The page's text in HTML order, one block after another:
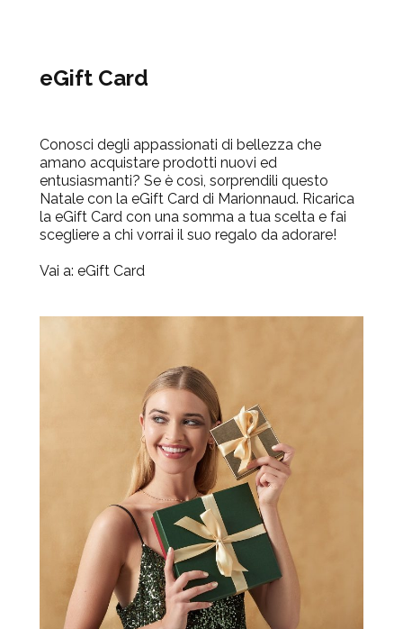
eGift Card
Conosci degli appassionati di bellezza che
amano acquistare prodotti nuovi ed
entusiasmanti? Se è così, sorprendili questo
Natale con la eGift Card di Marionnaud. Ricarica
la eGift Card con una somma a tua scelta e fai
scegliere a chi vorrai il suo regalo da adorare!
Vai a: eGift Card